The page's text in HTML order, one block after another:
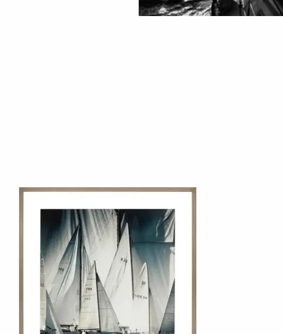
Produkt-Karussell-Artikel